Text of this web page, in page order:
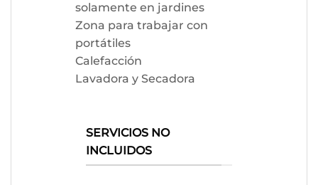
solamente en jardines
Zona para trabajar con
portátiles
Calefacción
Lavadora y Secadora
SERVICIOS NO
INCLUIDOS